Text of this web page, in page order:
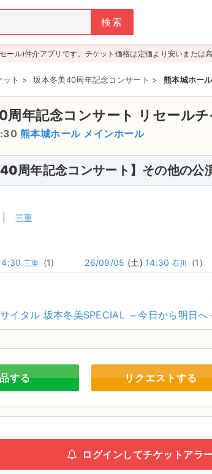
ール)仲介アプリです。チケット価格は定価より安いまたは
ト > 坂本冬美40周年記念コンサート > 熊本城ホー
周年記念コンサート リセール
熊本城ホール メインホール
40周年記念コンサート】その他の公
三重
三重 (1) 26/09/05 (土) 14:30 石川 (1)
イタル 坂本冬美SPECIAL ～今日から明日へ
する リクエストする
ログインしてチケットアラ